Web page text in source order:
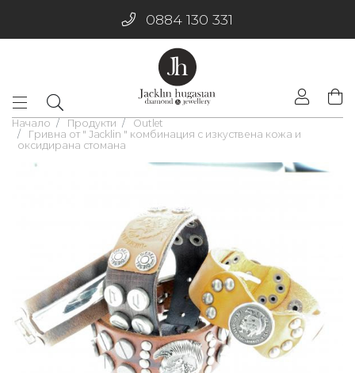
0884 130 331
Начало Продукти
Outlet
Гривна от " Jacklin " комбинация с изкуствена кожа и
оксидирана стомана